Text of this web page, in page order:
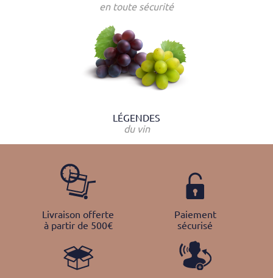
en toute sécurité
LÉGENDES
du vin
Livraison offerte
à partir de 500€
Paiement
sécurisé